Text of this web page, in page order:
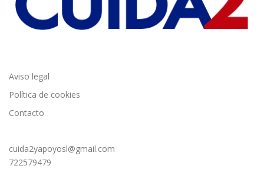
Aviso legal
Política de cookies
Contacto
cuida2yapoyosl@gmail.com
722579479